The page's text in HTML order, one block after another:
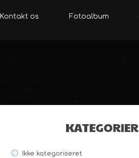
Kontakt os Fotoalbum
KATEGORIER
Ikke kategoriseret